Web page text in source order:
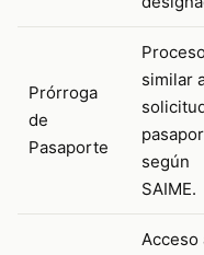
Prórroga
de
Pasaporte
similar
según
SAIME.
Acceso